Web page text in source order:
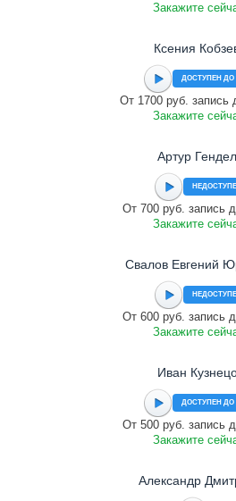
Закажите
Ксения
ДОСТУПЕН ДО
От 1700 руб. запись
Закажите
Артур
От 700 руб. запись
Закажите
Свалов Евгений
От 600 руб. запись
Закажите
Иван
ДОСТУПЕН ДО
От 500 руб. запись
Закажите
Александр